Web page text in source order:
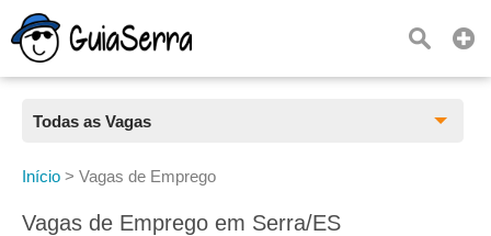
Todas as Vagas
Todas as Vagas
CLT
Início > Vagas de Emprego
Vagas de Emprego em Serra/ES